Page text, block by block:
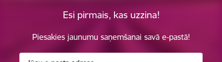
Esi pirmais, kas uzzina!
Piesakies jaunumu saņemšanai savā e-pastā!